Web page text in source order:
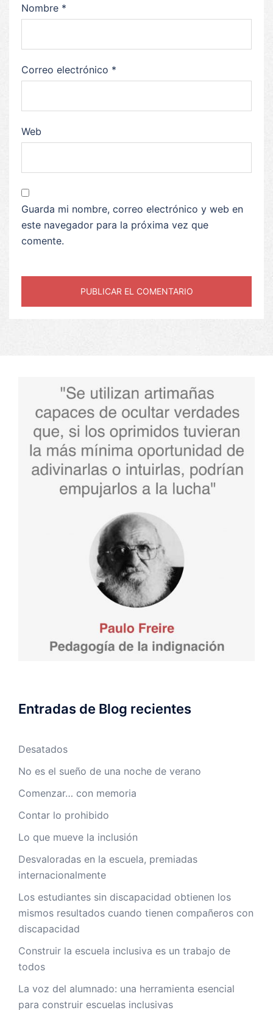
Nombre *
Correo electrónico *
Web
Guarda mi nombre, correo electrónico y web en
este navegador para la próxima vez que
comente.
Entradas de Blog recientes
Desatados
No es el sueño de una noche de verano
Comenzar… con memoria
Contar lo prohibido
Lo que mueve la inclusión
Desvaloradas en la escuela, premiadas
internacionalmente
Los estudiantes sin discapacidad obtienen los
mismos resultados cuando tienen compañeros con
discapacidad
Construir la escuela inclusiva es un trabajo de
todos
La voz del alumnado: una herramienta esencial
para construir escuelas inclusivas